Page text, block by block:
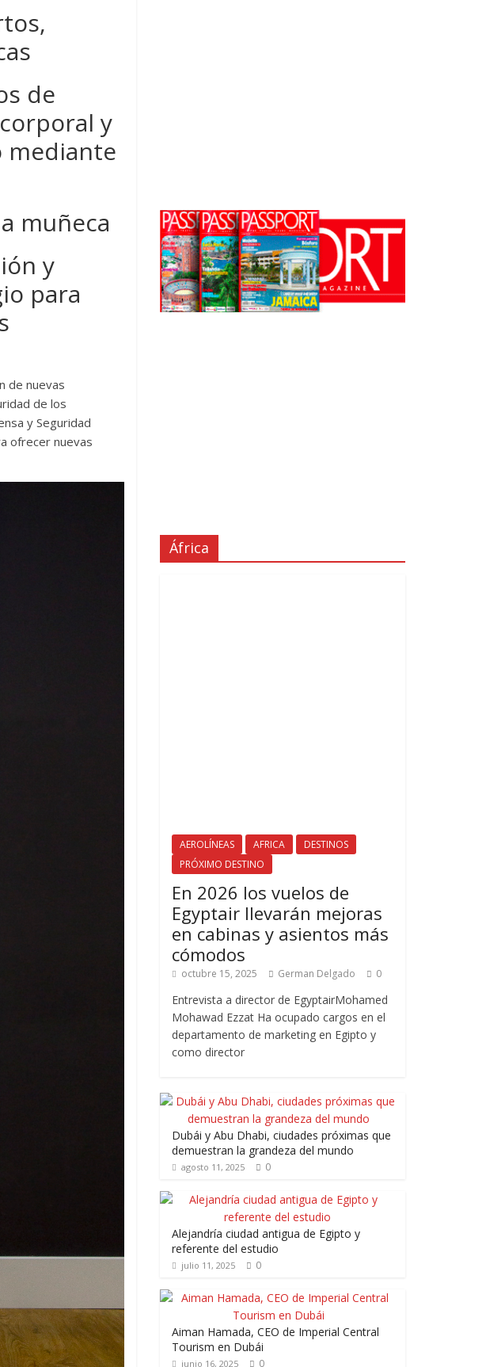
de
y
mediante
muñeca
y
para
de nuevas
de los
y Seguridad
ofrecer nuevas
África
AEROLÍNEAS AFRICA
DESTINOS
PRÓXIMO DESTINO
En 2026 los vuelos de
Egyptair llevarán mejoras
en cabinas y asientos más
cómodos
octubre 15, 2025 German Delgado 0
Entrevista a director de EgyptairMohamed
Mohawad Ezzat Ha ocupado cargos en el
departamento de marketing en Egipto y
como director
Dubái y Abu Dhabi, ciudades próximas que
demuestran la grandeza del mundo
agosto 11, 2025 0
Alejandría ciudad antigua de Egipto y
referente del estudio
julio 11, 2025 0
Aiman Hamada, CEO de Imperial Central
Tourism en Dubái
junio 16, 2025 0